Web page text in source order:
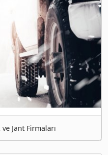
Jant Firmaları